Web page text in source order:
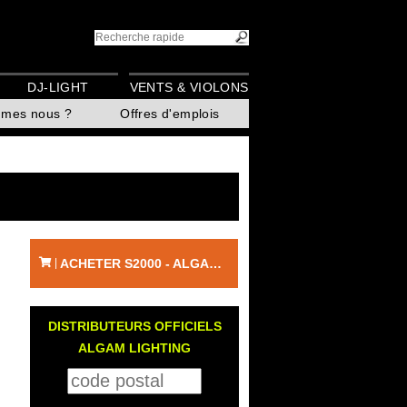
nous ? Offres d'emplois
DJ-LIGHT VENTS & VIOLONS
ACHETER S2000 - ALGAM LIGHTING
DISTRIBUTEURS OFFICIELS
ALGAM LIGHTING